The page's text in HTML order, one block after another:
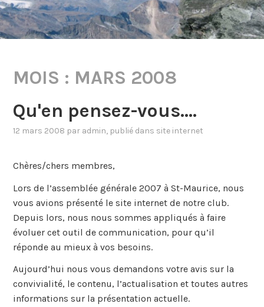
MOIS : MARS 2008
Qu'en pensez-vous….
12 mars 2008 par admin, publié dans site internet
Chères/chers membres,
Lors de l’assemblée générale 2007 à St-Maurice, nous
vous avions présenté le site internet de notre club.
Depuis lors, nous nous sommes appliqués à faire
évoluer cet outil de communication, pour qu’il
réponde au mieux à vos besoins.
Aujourd’hui nous vous demandons votre avis sur la
convivialité, le contenu, l’actualisation et toutes autres
informations sur la présentation actuelle.